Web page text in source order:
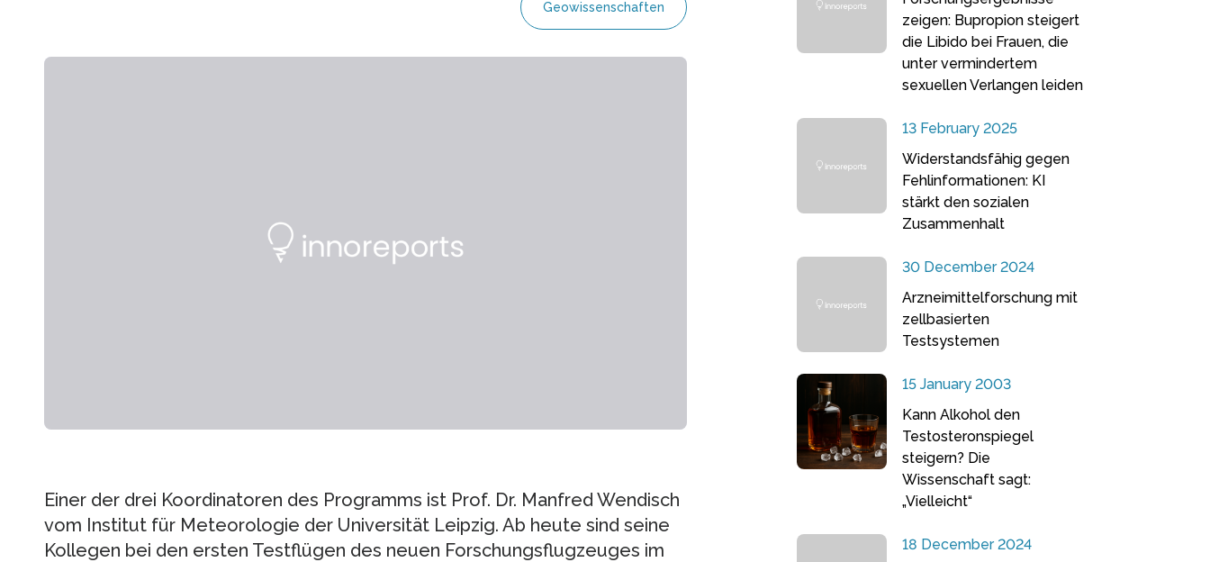
Geowissenschaften
Einer der drei Koordinatoren des Programms ist Prof. Dr. Manfred Wendisch
vom Institut für Meteorologie der Universität Leipzig. Ab heute sind seine
Kollegen bei den ersten Testflügen des neuen Forschungsflugzeuges im
zeigen: Bupropion steigert
die Libido bei Frauen, die
unter vermindertem
sexuellen Verlangen leiden
13 February 2025
Widerstandsfähig gegen
Fehlinformationen: KI
stärkt den sozialen
Zusammenhalt
30 December 2024
Arzneimittelforschung mit
zellbasierten
Testsystemen
15 January 2003
Kann Alkohol den
Testosteronspiegel
steigern? Die
Wissenschaft sagt:
„Vielleicht“
18 December 2024